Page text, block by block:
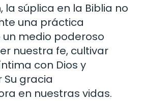
la súplica en la Biblia no
una práctica
un medio poderoso
nuestra fe, cultivar
con Dios y
gracia
en nuestras vidas.